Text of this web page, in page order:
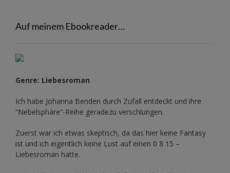
Auf meinem Ebookreader…
Genre: Liebesroman
Ich habe Johanna Benden durch Zufall entdeckt und ihre
“Nebelsphäre”-Reihe geradezu verschlungen.
Zuerst war ich etwas skeptisch, da das hier keine Fantasy
ist und ich eigentlich keine Lust auf einen 0 8 15 –
Liebesroman hatte.